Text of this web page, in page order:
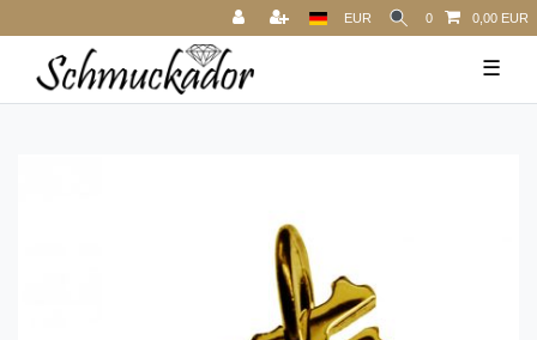
EUR 0 0,00 EUR
☰